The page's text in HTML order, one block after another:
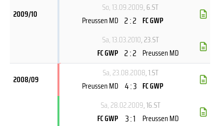
2009/10
So, 13.09.2009, 6.ST
Preussen MD 2 : 2 FC GWP
Sa, 13.03.2010, 23.ST
FC GWP 2 : 2 Preussen MD
2008/09
Sa, 23.08.2008, 1.ST
Preussen MD 4 : 3 FC GWP
Sa, 28.02.2009, 16.ST
FC GWP 3 : 1 Preussen MD